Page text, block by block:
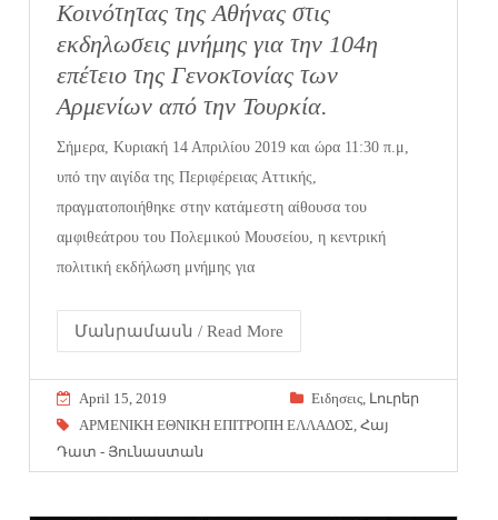
Κοινότητας της Αθήνας στις
εκδηλωσεις μνήμης για την 104η
επέτειο της Γενοκτονίας των
Αρμενίων από την Τουρκία.
Σήμερα, Κυριακή 14 Απριλίου 2019 και ώρα 11:30 π.μ,
υπό την αιγίδα της Περιφέρειας Αττικής,
πραγματοποιήθηκε στην κατάμεστη αίθουσα του
αμφιθεάτρου του Πολεμικού Μουσείου, η κεντρική
πολιτική εκδήλωση μνήμης για
Մանրամասն / Read More
April 15, 2019 Eιδησεις, Լուրեր
ΑΡΜΕΝΙΚΗ ΕΘΝΙΚΗ ΕΠΙΤΡΟΠΗ ΕΛΛΑΔΟΣ ,Հայ
Դատ - Յունաստան